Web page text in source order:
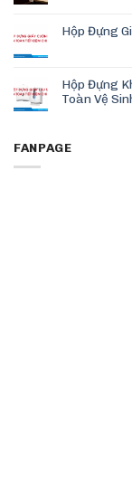
Hộp Đựng
Hộp Đựng
Toàn Vệ
FANPAGE